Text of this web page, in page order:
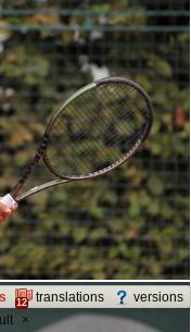
translations
12
versions
×